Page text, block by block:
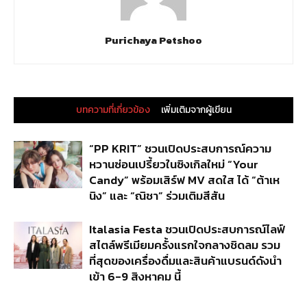
Purichaya Petshoo
บทความที่เกี่ยวข้อง เพิ่มเติมจากผู้เขียน
“PP KRIT” ชวนเปิดประสบการณ์ความ
หวานซ่อนเปรี้ยวในซิงเกิลใหม่ “Your
Candy” พร้อมเสิร์ฟ MV สดใส ได้ “ต้าเห
นิง” และ “ณิชา” ร่วมเติมสีสัน
Italasia Festa ชวนเปิดประสบการณ์ไลฟ์
สไตล์พรีเมียมครั้งแรกใจกลางชิดลม รวม
ที่สุดของเครื่องดื่มและสินค้าแบรนด์ดังนำ
เข้า 6-9 สิงหาคม นี้